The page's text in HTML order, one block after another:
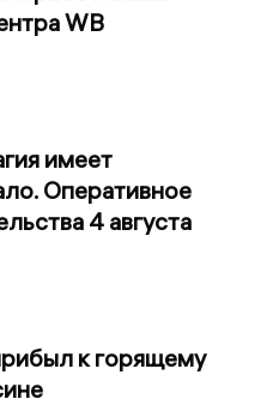
WB
имеет
Оперативное
4 августа
к горящему